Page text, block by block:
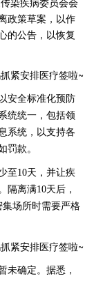
政策草案，以作
的公告，以恢复
安全标准化预防
统统一，包括领
系统，以支持各
罚款。
至10天，并让疾
隔离满10天后，
场所时需要严格
未确定。据悉，